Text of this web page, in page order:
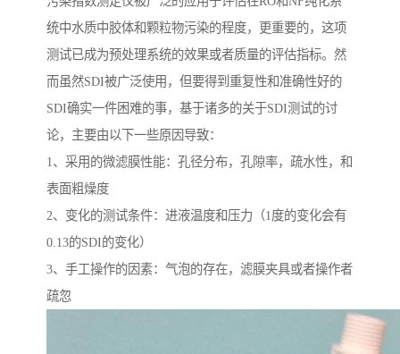
统中水质中胶体和颗粒物污染的程度，更重要的，这项
测试已成为预处理系统的效果或者质量的评估指标。然
而虽然SDI被广泛使用，但要得到重复性和准确性好的
SDI确实一件困难的事，基于诸多的关于SDI测试的讨
论，主要由以下一些原因导致：
1、采用的微滤膜性能：孔径分布，孔隙率，疏水性，和
表面粗燥度
2、变化的测试条件：进液温度和压力（1度的变化会有
0.13的SDI的变化）
3、手工操作的因素：气泡的存在，滤膜夹具或者操作者
疏忽